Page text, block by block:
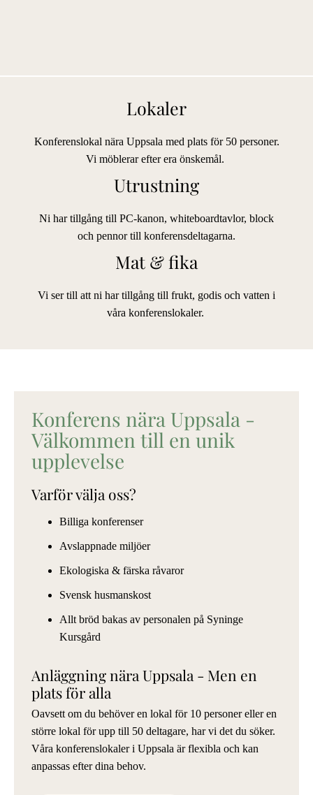
Lokaler
Konferenslokal nära Uppsala med plats för 50 personer.
Vi möblerar efter era önskemål.
Utrustning
Ni har tillgång till PC-kanon, whiteboardtavlor, block
och pennor till konferensdeltagarna.
Mat & fika
Vi ser till att ni har tillgång till frukt, godis och vatten i
våra konferenslokaler.
Konferens nära Uppsala -
Välkommen till en unik
upplevelse
Varför välja oss?
Billiga konferenser
Avslappnade miljöer
Ekologiska & färska råvaror
Svensk husmanskost
Allt bröd bakas av personalen på Syninge
Kursgård
Anläggning nära Uppsala - Men en
plats för alla
Oavsett om du behöver en lokal för 10 personer eller en
större lokal för upp till 50 deltagare, har vi det du söker.
Våra konferenslokaler i Uppsala är flexibla och kan
anpassas efter dina behov.